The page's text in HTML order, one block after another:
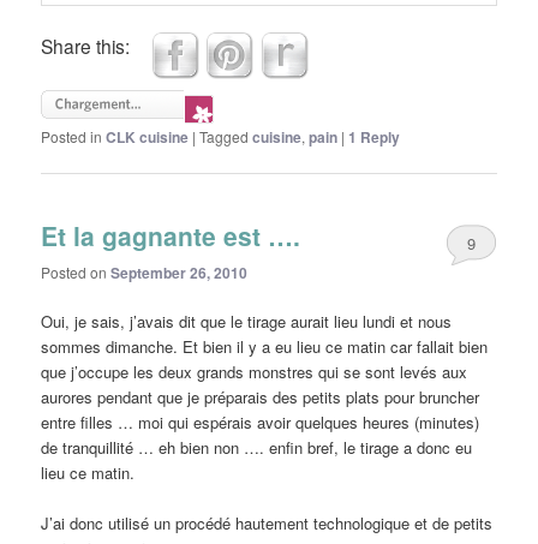
Share this:
Posted in CLK cuisine |Tagged cuisine,pain | 1 Reply
Et la gagnante est ….
Posted onSeptember 26, 2010
9
Oui, je sais, j’avais dit que le tirage aurait lieu lundi et nous
sommes dimanche. Et bien il y a eu lieu ce matin car fallait bien
que j’occupe les deux grands monstres qui se sont levés aux
aurores pendant que je préparais des petits plats pour bruncher
entre filles … moi qui espérais avoir quelques heures (minutes)
de tranquillité … eh bien non …. enfin bref, le tirage a donc eu
lieu ce matin.
J’ai donc utilisé un procédé hautement technologique et de petits